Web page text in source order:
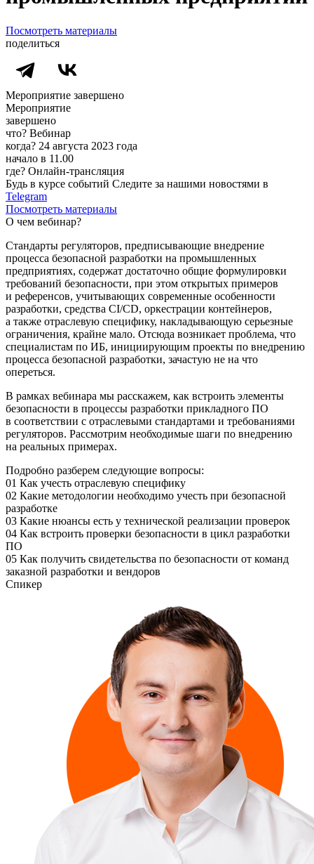
Посмотреть материалы
поделиться
Мероприятие завершено
Мероприятие
завершено
что? Вебинар
когда? 24 августа 2023 года
начало в 11.00
где? Онлайн-трансляция
Будь в курсе событий Следите за нашими новостями в
Telegram
Посмотреть материалы
О чем вебинар?
Стандарты регуляторов, предписывающие внедрение
процесса безопасной разработки на промышленных
предприятиях, содержат достаточно общие формулировки
требований безопасности, при этом открытых примеров
и референсов, учитывающих современные особенности
разработки, средства CI/CD, оркестрации контейнеров,
а также отраслевую специфику, накладывающую серьезные
ограничения, крайне мало. Отсюда возникает проблема, что
специалистам по ИБ, инициирующим проекты по внедрению
процесса безопасной разработки, зачастую не на что
опереться.
В рамках вебинара мы расскажем, как встроить элементы
безопасности в процессы разработки прикладного ПО
в соответствии с отраслевыми стандартами и требованиями
регуляторов. Рассмотрим необходимые шаги по внедрению
на реальных примерах.
Подробно разберем следующие вопросы:
01 Как учесть отраслевую специфику
02 Какие методологии необходимо учесть при безопасной
разработке
03 Какие нюансы есть у технической реализации проверок
04 Как встроить проверки безопасности в цикл разработки
ПО
05 Как получить свидетельства по безопасности от команд
заказной разработки и вендоров
Спикер